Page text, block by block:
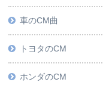
車のCM曲
トヨタのCM
ホンダのCM